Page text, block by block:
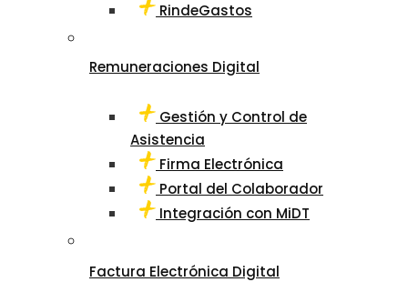
RindeGastos
Remuneraciones Digital
Gestión y Control de
Asistencia
Firma Electrónica
Portal del Colaborador
Integración con MiDT
Factura Electrónica Digital